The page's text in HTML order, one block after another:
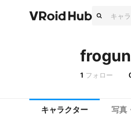
1 フォロー
キャラクター 写真